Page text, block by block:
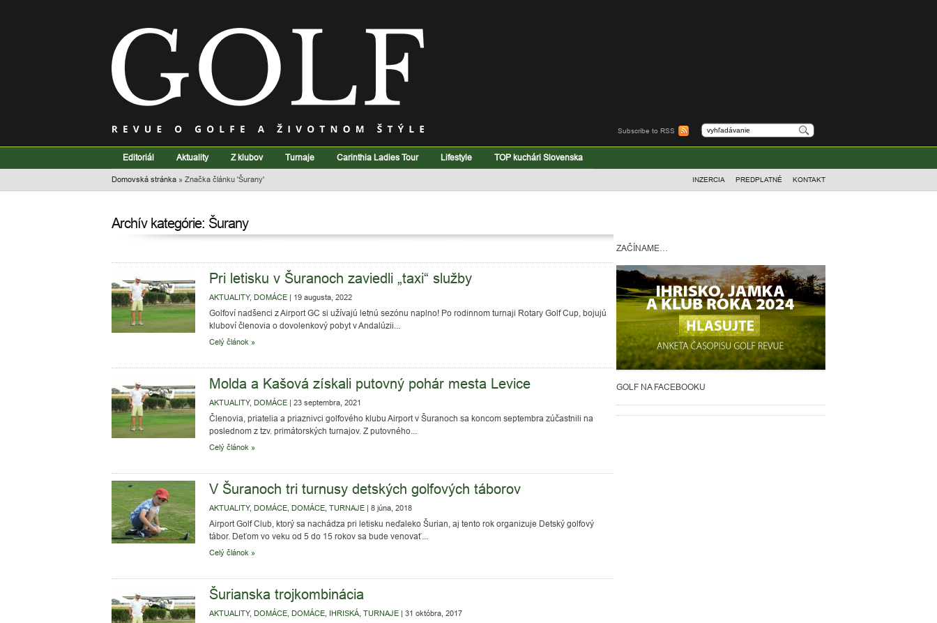
Subscribe to RSS
Editoriál Aktuality Z klubov Turnaje Carinthia Ladies Tour Lifestyle TOP kuchári Slovenska
Domovská stránka » Značka článku 'Šurany' INZERCIA PREDPLATNÉ KONTAKT
Archív kategórie: Šurany
Pri letisku v Šuranoch zaviedli „taxi“ služby
AKTUALITY, DOMÁCE | 19 augusta, 2022
Golfoví nadšenci z Airport GC si užívajú letnú sezónu naplno! Po rodinnom turnaji Rotary Golf Cup, bojujú
kluboví členovia o dovolenkový pobyt v Andalúzii...
Celý článok »
Molda a Kašová získali putovný pohár mesta Levice
AKTUALITY, DOMÁCE | 23 septembra, 2021
Členovia, priatelia a priaznivci golfového klubu Airport v Šuranoch sa koncom septembra zúčastnili na
poslednom z tzv. primátorských turnajov. Z putovného...
Celý článok »
V Šuranoch tri turnusy detských golfových táborov
AKTUALITY, DOMÁCE, DOMÁCE, TURNAJE | 8 júna, 2018
Airport Golf Club, ktorý sa nachádza pri letisku neďaleko Šurian, aj tento rok organizuje Detský golfový
tábor. Deťom vo veku od 5 do 15 rokov sa bude venovať...
Celý článok »
Šurianska trojkombinácia
AKTUALITY, DOMÁCE, DOMÁCE, IHRISKÁ, TURNAJE | 31 októbra, 2017
ZAČÍNAME…
GOLF NA FACEBOOKU